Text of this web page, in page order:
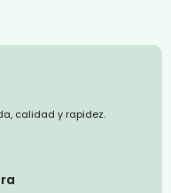
calidad y rapidez.